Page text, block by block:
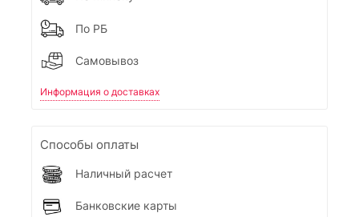
По РБ
Самовывоз
Информация о доставках
Способы оплаты
Наличный расчет
Банковские карты